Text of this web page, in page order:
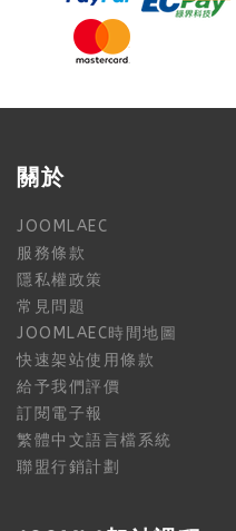
關於
JOOMLAEC
服務條款
隱私權政策
常見問題
JOOMLAEC時間地圖
快速架站使用條款
給予我們評價
訂閱電子報
繁體中文語言檔系統
聯盟行銷計劃